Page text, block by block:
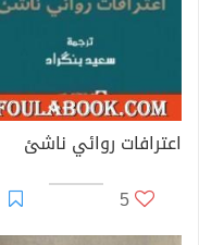
اعترافات روائي ناشئ
5